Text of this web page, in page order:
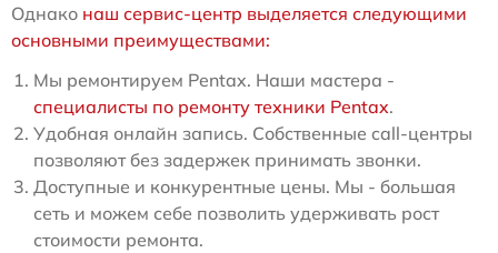
Однако наш сервис-центр выделяется следующими
основными преимуществами:
Мы ремонтируем Pentax. Наши мастера -
специалисты по ремонту техники Pentax.
Удобная онлайн запись. Собственные call-центры
позволяют без задержек принимать звонки.
Доступные и конкурентные цены. Мы - большая
сеть и можем себе позволить удерживать рост
стоимости ремонта.